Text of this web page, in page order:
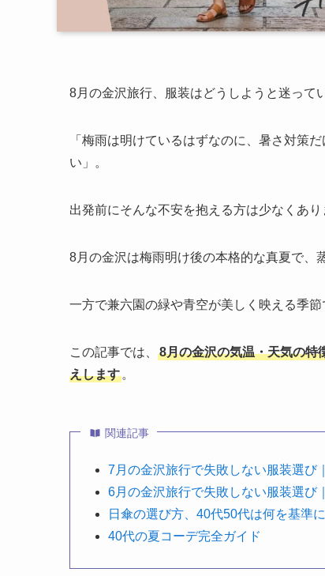
8月の金沢旅行、服装はどうしようと迷って
「梅雨は明けているはずなのに、暑さ対策
い」。
出発前にそんな不安を抱える方は少なくあり
8月の金沢は梅雨明け後の本格的な真夏で、
一方で兼六園の緑や青空が美しく映える季節
この記事では、
8月の金沢の気温・天気の特
えします 。
関連記事
7月の金沢旅行で失敗しない服装選び
6月の金沢旅行で失敗しない服装選び
日傘の選び方、40代50代は何を基準
40代の夏コーデ完全ガイド